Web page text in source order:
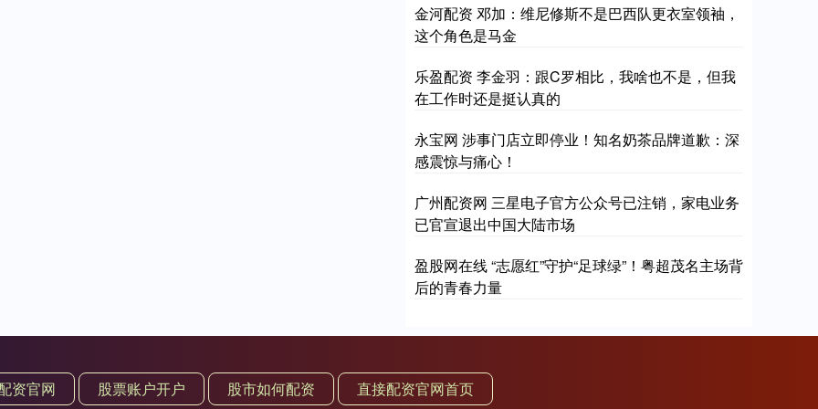
金河配资 邓加：维尼修斯不是巴西队更衣室领袖，
这个角色是马金
乐盈配资 李金羽：跟C罗相比，我啥也不是，但我
在工作时还是挺认真的
永宝网 涉事门店立即停业！知名奶茶品牌道歉：深
感震惊与痛心！
广州配资网 三星电子官方公众号已注销，家电业务
已官宣退出中国大陆市场
盈股网在线 “志愿红”守护“足球绿”！粤超茂名主场背
后的青春力量
资官网 股票账户开户 股市如何配资 直接配资官网首页